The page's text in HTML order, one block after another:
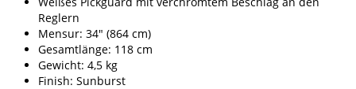
Reglern
Mensur: 34" (864 cm)
Gesamtlänge: 118 cm
Gewicht: 4,5 kg
Finish: Sunburst